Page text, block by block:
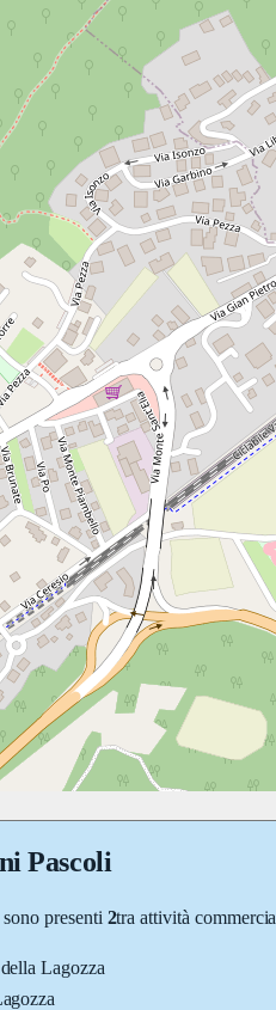
Pascoli
sono presenti 2tra attività
Lagozza